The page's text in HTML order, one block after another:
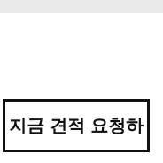
지금 견적 요청하